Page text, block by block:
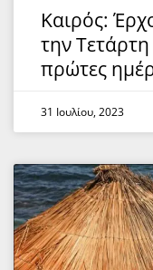
Καιρός:
την
πρώτες
31 Ιουλίου, 2023